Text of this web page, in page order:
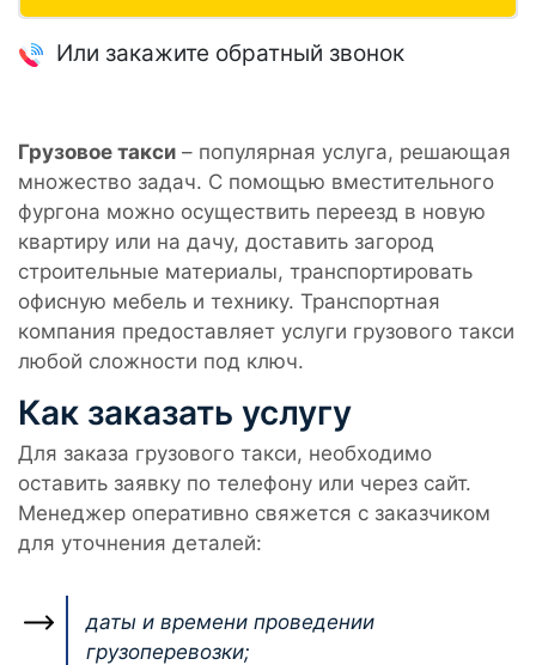
Или закажите обратный звонок
Грузовое такси – популярная услуга, решающая
множество задач. С помощью вместительного
фургона можно осуществить переезд в новую
квартиру или на дачу, доставить загород
строительные материалы, транспортировать
офисную мебель и технику. Транспортная
компания предоставляет услуги грузового такси
любой сложности под ключ.
Как заказать услугу
Для заказа грузового такси, необходимо
оставить заявку по телефону или через сайт.
Менеджер оперативно свяжется с заказчиком
для уточнения деталей:
даты и времени проведении
грузоперевозки;